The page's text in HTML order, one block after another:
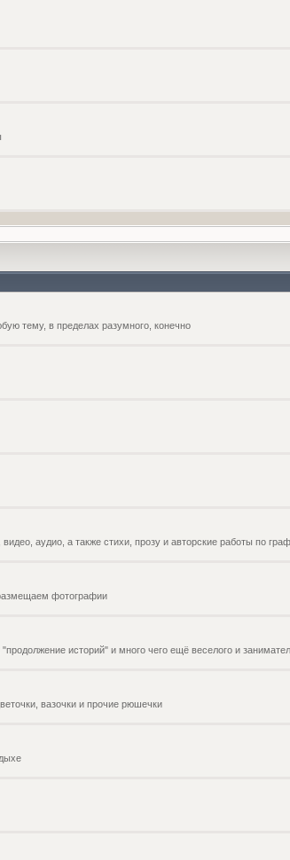
тему, в пределах разумного, конечно
аудио, а также стихи, прозу и авторские работы по
фотографии
историй" и много чего ещё веселого и
вазочки и прочие рюшечки